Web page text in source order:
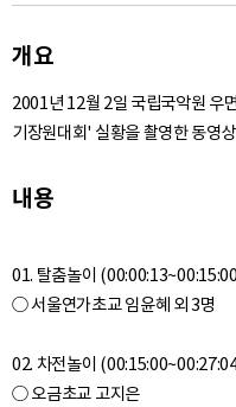
개요
2001년 12월 2일 국립국악원 우
기장원대회' 실황을 촬영한 동영
내용
01. 탈춤놀이
○ 서울연가초교 임윤혜 외 3명
02. 차전놀이
○ 오금초교 고지은